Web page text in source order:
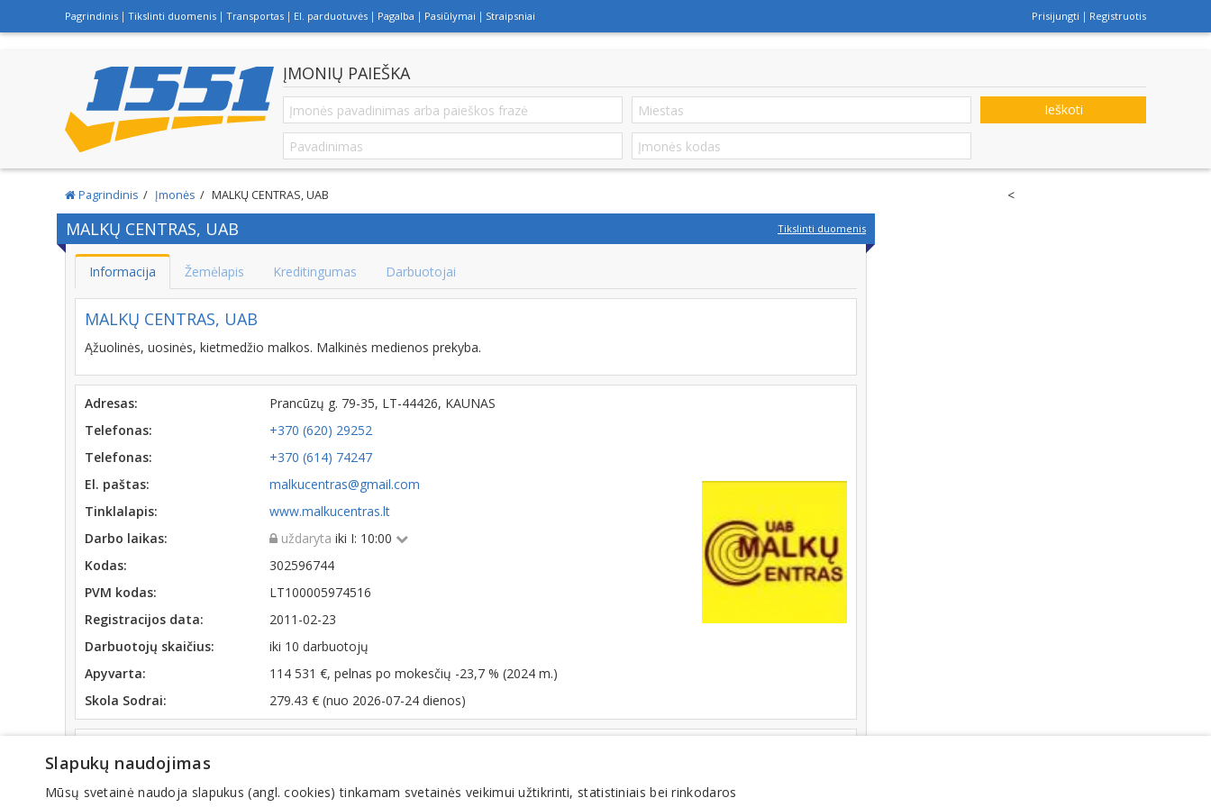
Pagrindinis Tikslinti duomenis Transportas El. parduotuvės Pagalba Pasiūlymai Straipsniai Prisijungti Registruotis
ĮMONIŲ PAIEŠKA
Ieškoti
Pagrindinis Įmonės MALKŲ CENTRAS, UAB
MALKŲ CENTRAS, UAB Tikslinti duomenis
Informacija Žemėlapis Kreditingumas Darbuotojai
MALKŲ CENTRAS, UAB
Ąžuolinės, uosinės, kietmedžio malkos. Malkinės medienos prekyba.
Adresas:
Prancūzų g. 79-35, LT-44426, KAUNAS
Telefonas:
+370 (620) 29252
Telefonas:
+370 (614) 74247
El. paštas:
malkucentras@gmail.com
Tinklalapis:
www.malkucentras.lt
Darbo laikas:
uždaryta iki I: 10:00
Kodas:
302596744
PVM kodas:
LT100005974516
Registracijos data:
2011-02-23
Darbuotojų skaičius:
iki 10 darbuotojų
Apyvarta:
114 531 €, pelnas po mokesčių -23,7 % (2024 m.)
Skola Sodrai:
279.43 € (nuo 2026-07-24 dienos)
Kuras
Malkos
Malkos
<
Slapukų naudojimas
Mūsų svetainė naudoja slapukus (angl. cookies) tinkamam svetainės veikimui užtikrinti, statistiniais bei rinkodaros